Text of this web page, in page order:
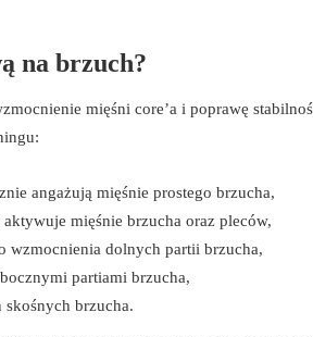
na brzuch?
mięśni core’a i poprawę
angażują mięśnie prostego brzucha,
mięśnie brzucha oraz pleców,
wzmocnienia dolnych partii brzucha,
partiami brzucha,
skośnych brzucha.